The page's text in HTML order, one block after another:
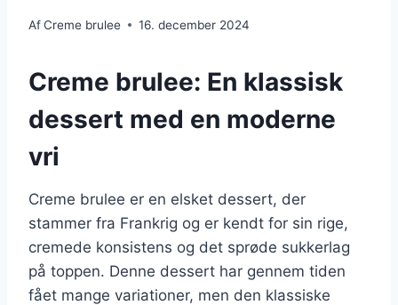
AfCreme brulee 16. december 2024
Creme brulee: En klassisk
dessert med en moderne
vri
Creme brulee er en elsket dessert, der
stammer fra Frankrig og er kendt for sin rige,
cremede konsistens og det sprøde sukkerlag
på toppen. Denne dessert har gennem tiden
fået mange variationer, men den klassiske